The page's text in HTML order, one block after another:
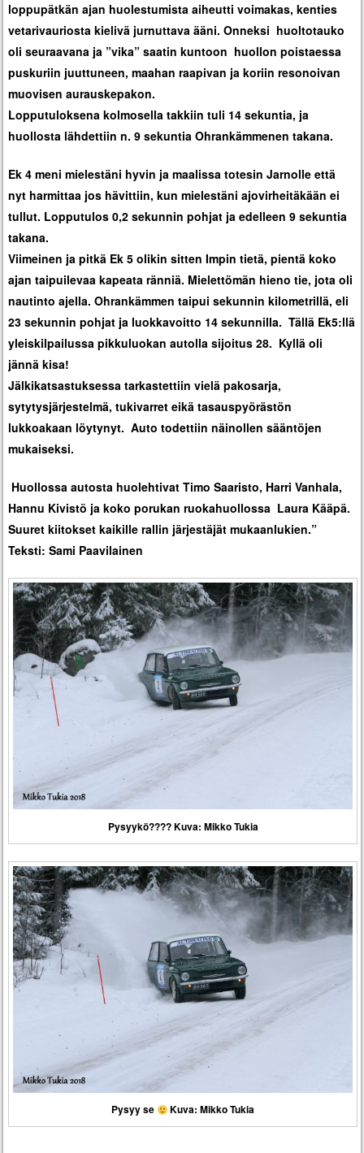
loppupätkän ajan huolestumista aiheutti voimakas, kenties
vetarivauriosta kielivä jurnuttava ääni. Onneksi huoltotauko
oli seuraavana ja ”vika” saatin kuntoon huollon poistaessa
puskuriin juuttuneen, maahan raapivan ja koriin resonoivan
muovisen aurauskepakon.
Lopputuloksena kolmosella takkiin tuli 14 sekuntia, ja
huollosta lähdettiin n. 9 sekuntia Ohrankämmenen takana.
Ek 4 meni mielestäni hyvin ja maalissa totesin Jarnolle että
nyt harmittaa jos hävittiin, kun mielestäni ajovirheitäkään ei
tullut. Lopputulos 0,2 sekunnin pohjat ja edelleen 9 sekuntia
takana.
Viimeinen ja pitkä Ek 5 olikin sitten Impin tietä, pientä koko
ajan taipuilevaa kapeata ränniä. Mielettömän hieno tie, jota oli
nautinto ajella. Ohrankämmen taipui sekunnin kilometrillä, eli
23 sekunnin pohjat ja luokkavoitto 14 sekunnilla. Tällä Ek5:llä
yleiskilpailussa pikkuluokan autolla sijoitus 28. Kyllä oli
jännä kisa!
Jälkikatsastuksessa tarkastettiin vielä pakosarja,
sytytysjärjestelmä, tukivarret eikä tasauspyörästön
lukkoakaan löytynyt. Auto todettiin näinollen sääntöjen
mukaiseksi.
Huollossa autosta huolehtivat Timo Saaristo, Harri Vanhala,
Hannu Kivistö ja koko porukan ruokahuollossa Laura Kääpä.
Suuret kiitokset kaikille rallin järjestäjät mukaanlukien.”
Teksti: Sami Paavilainen
Pysyykö???? Kuva: Mikko Tukia
Pysyy se Kuva: Mikko Tukia